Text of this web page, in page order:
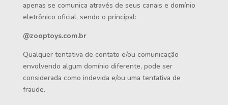
apenas se comunica através de seus canais e domínio
eletrônico oficial, sendo o principal:
@zooptoys.com.br
Qualquer tentativa de contato e/ou comunicação
envolvendo algum domínio diferente, pode ser
considerada como indevida e/ou uma tentativa de
fraude.